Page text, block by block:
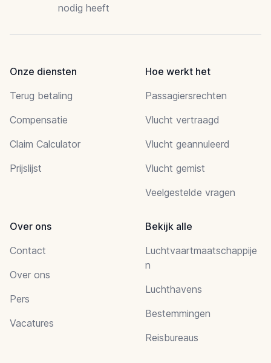
nodig heeft
Onze diensten
Terug betaling
Compensatie
Claim Calculator
Prijslijst
Hoe werkt het
Passagiersrechten
Vlucht vertraagd
Vlucht geannuleerd
Vlucht gemist
Veelgestelde vragen
Over ons
Contact
Over ons
Pers
Vacatures
Bekijk alle
Luchtvaartmaatschappije
n
Luchthavens
Bestemmingen
Reisbureaus